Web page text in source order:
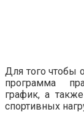
Для того чтобы
программа
график, а
спортивных